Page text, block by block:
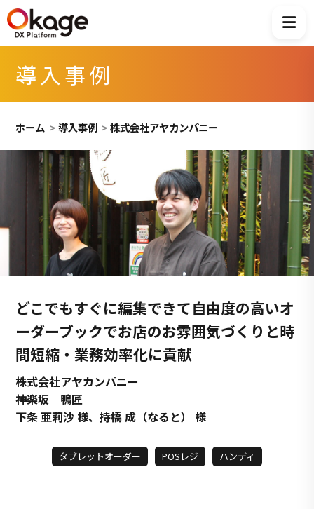
導入事例
ホーム 導入事例 株式会社アヤカンパニー
どこでもすぐに編集できて自由度の高いオ
ーダーブックでお店のお雰囲気づくりと時
間短縮・業務効率化に貢献
株式会社アヤカンパニー
神楽坂 鴨匠
下条 亜莉沙 様、持橋 成（なると） 様
タブレットオーダー POSレジ ハンディ